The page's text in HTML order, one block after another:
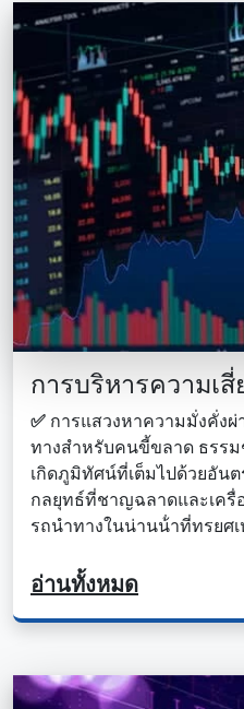
การบริหารความเสี่
✅ การแสวงหาความมั่งคั่ง
ทางสําหรับคนขี้ขลาด ธรร
เกิดภูมิทัศน์ที่เต็มไปด้วยอัน
กลยุทธ์ที่ชาญฉลาดและเครื่
รถนําทางในน่านน้ําที่ทรยศ
อ่านทั้งหมด